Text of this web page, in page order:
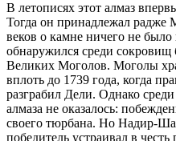
В летописях этот алмаз
Тогда он принадлежал радже
веков о камне ничего не было
обнаружился среди сокровищ
Великих Моголов. Моголы
вплоть до 1739 года, когда
разграбил Дели. Однако
алмаза не оказалось:
своего тюрбана. Но Надир-
победитель устраивал в